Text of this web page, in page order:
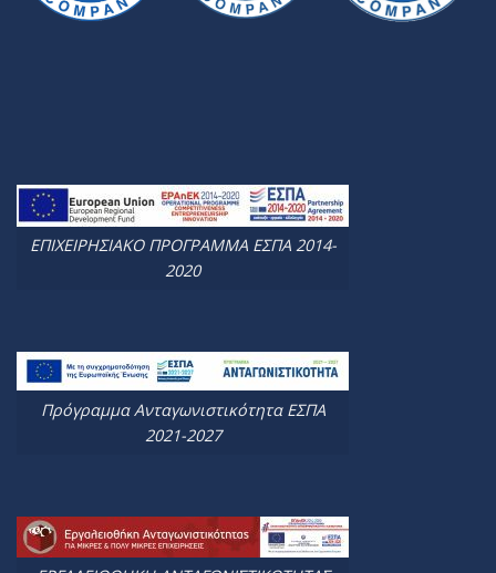
ΕΠΙΧΕΙΡΗΣΙΑΚΟ ΠΡΟΓΡΑΜΜΑ ΕΣΠΑ 2014-
2020
Πρόγραμμα Ανταγωνιστικότητα ΕΣΠΑ
2021-2027